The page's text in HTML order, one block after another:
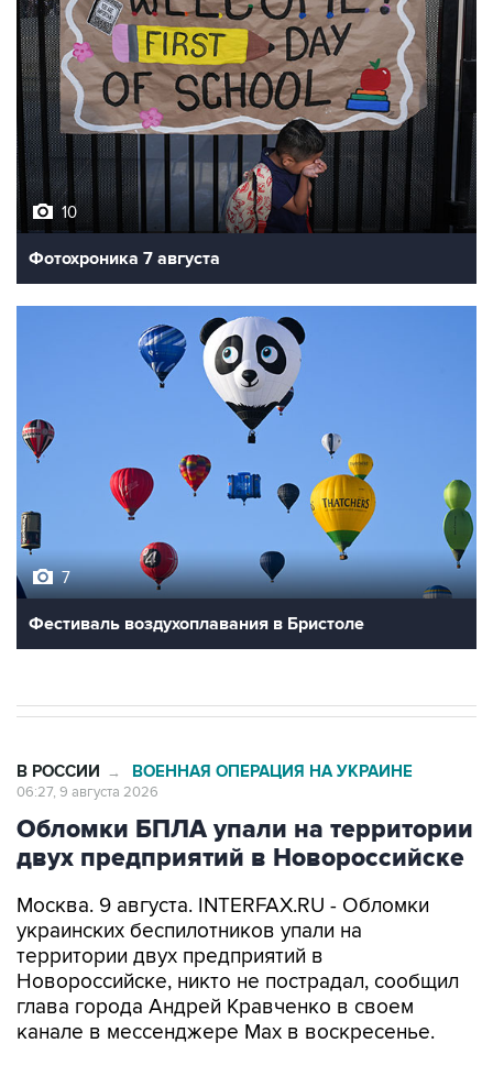
10
Фотохроника 7 августа
7
Фестиваль воздухоплавания в Бристоле
В РОССИИ → ВОЕННАЯ ОПЕРАЦИЯ НА УКРАИНЕ
06:27, 9 августа 2026
Обломки БПЛА упали на территории
двух предприятий в Новороссийске
Москва. 9 августа. INTERFAX.RU - Обломки
украинских беспилотников упали на
территории двух предприятий в
Новороссийске, никто не пострадал, сообщил
глава города Андрей Кравченко в своем
канале в мессенджере Max в воскресенье.